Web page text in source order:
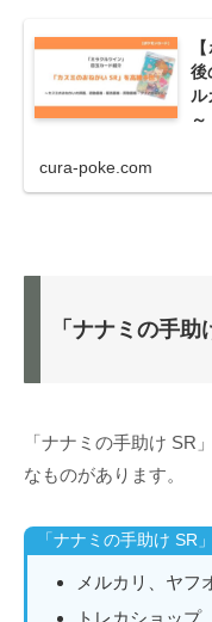
後
ル
～
cura-poke.com
「ナナミの手
「ナナミの手助け SR
なものがあります。
「ナナミの手助け SR
メルカリ、ヤフ